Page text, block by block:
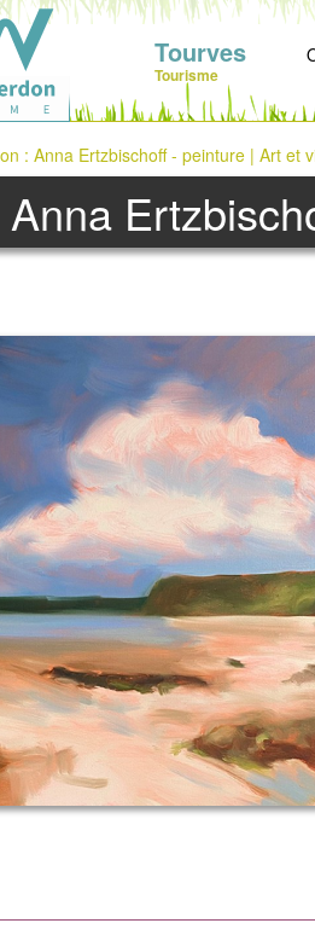
Tourves
Tourisme
: Anna Ertzbischoff - peinture | Art et